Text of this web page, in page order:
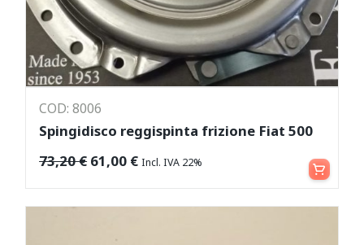
COD: 8006
Spingidisco reggispinta frizione Fiat 500
73,20€ 61,00 € Incl. IVA 22% Aggiungi al carrello